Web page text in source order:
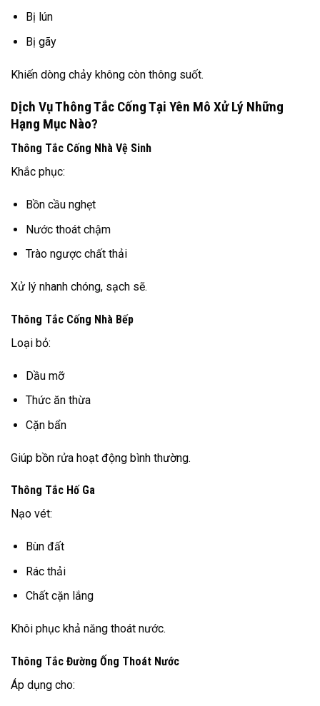
Bị lún
Bị gãy
Khiến dòng chảy không còn thông suốt.
Dịch Vụ Thông Tắc Cống Tại Yên Mô Xử Lý Những
Hạng Mục Nào?
Thông Tắc Cống Nhà Vệ Sinh
Khắc phục:
Bồn cầu nghẹt
Nước thoát chậm
Trào ngược chất thải
Xử lý nhanh chóng, sạch sẽ.
Thông Tắc Cống Nhà Bếp
Loại bỏ:
Dầu mỡ
Thức ăn thừa
Cặn bẩn
Giúp bồn rửa hoạt động bình thường.
Thông Tắc Hố Ga
Nạo vét:
Bùn đất
Rác thải
Chất cặn lắng
Khôi phục khả năng thoát nước.
Thông Tắc Đường Ống Thoát Nước
Áp dụng cho: